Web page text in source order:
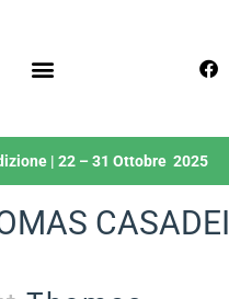
| 22 – 31 Ottobre 2025
CASADEI